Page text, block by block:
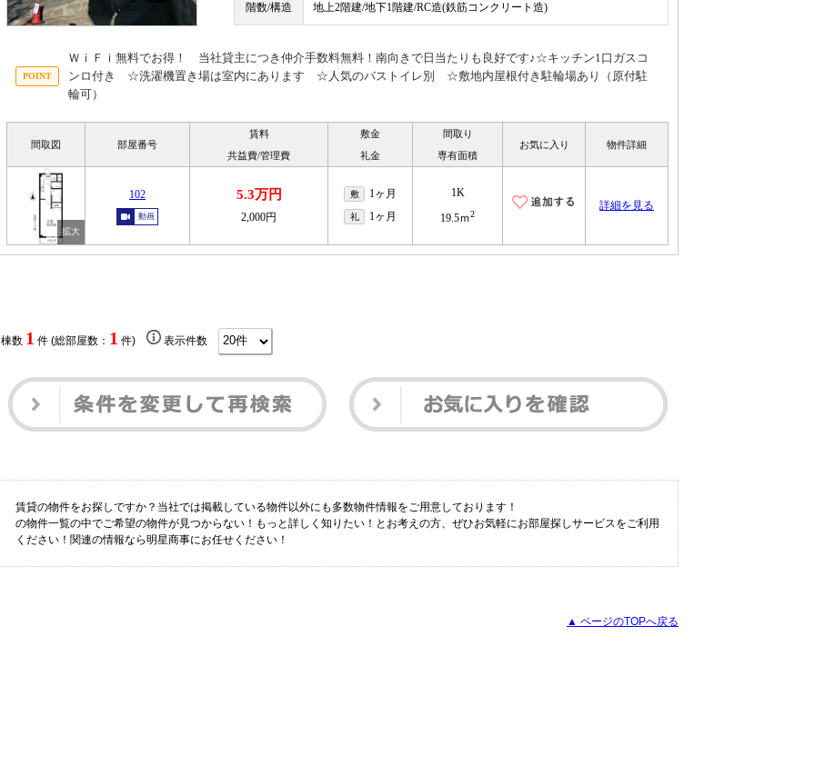
階数/構造 地上2階建/地下1階建/RC造(鉄筋コンクリート造)
ＷｉＦｉ無料でお得！ 当社貸主につき仲介手数料無料！南向きで日当たりも良好です♪☆キッチン1口ガスコ
ンロ付き ☆洗濯機置き場は室内にあります ☆人気のバストイレ別 ☆敷地内屋根付き駐輪場あり（原付駐
輪可）
間取図 部屋番号
賃料
共益費/管理費
敷金
礼金
間取り
専有面積
お気に入り 物件詳細
102
動画
5.3万円
2,000円
敷 1ヶ月
礼 1ヶ月
1K
19.5ｍ2
詳細を見る
棟数 1 件 (総部屋数： 1 件) 表示件数
賃貸の物件をお探しですか？当社では掲載している物件以外にも多数物件情報をご用意しております！
の物件一覧の中でご希望の物件が見つからない！もっと詳しく知りたい！とお考えの方、ぜひお気軽にお部屋探しサービスをご利用
ください！関連の情報なら明星商事にお任せください！
▲ ページのTOPへ戻る